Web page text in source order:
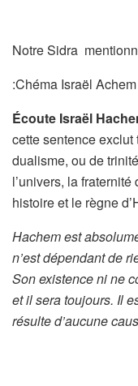
Notre Sidra
:Chéma Israël
Écoute Israël
cette sentence
dualisme, ou de
l’univers, la
histoire et le règne
Hachem est
n’est dépendant de
Son existence ni ne
et il sera toujours. Il
résulte d’aucune